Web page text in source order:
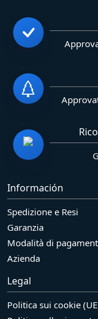
Información
Spedizione e Resi
Garanzia
Modalità di
Azienda
Legal
Politica sui cookie